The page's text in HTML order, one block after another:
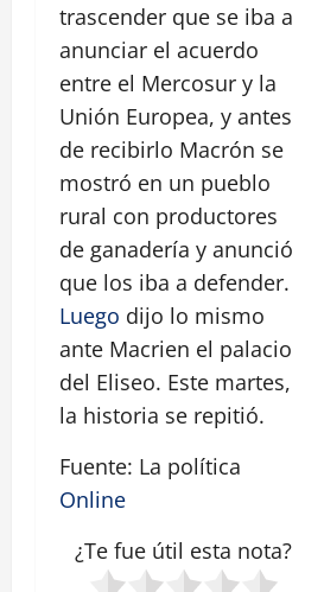
trascender que se iba a
anunciar el acuerdo
entre el Mercosur y la
Unión Europea, y antes
de recibirlo Macrón se
mostró en un pueblo
rural con productores
de ganadería y anunció
que los iba a defender.
Luego dijo lo mismo
ante Macrien el palacio
del Eliseo. Este martes,
la historia se repitió.
Fuente: La política
Online
¿Te fue útil esta nota?